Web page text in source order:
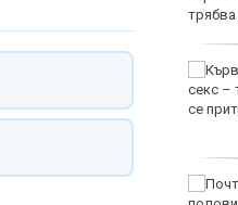
дете, в покрайнините